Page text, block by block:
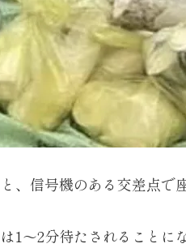
、信号機のある交差点で
1～2分待たされることに